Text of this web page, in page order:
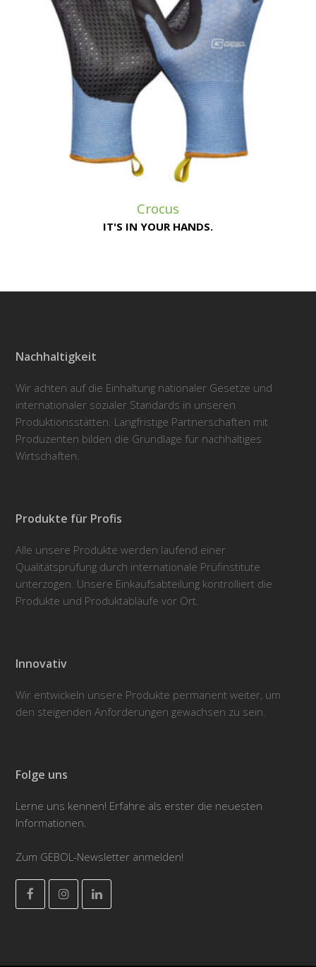
Crocus
IT'S IN YOUR HANDS.
Nachhaltigkeit
Wir achten auf die Einhaltung nationaler Gesetze und
internationaler sozialer Standards in unseren
Produktionsstätten. Langfristige Partnerschaften mit
Produzenten bilden die Grundlage für nachhaltiges
Wirtschaften.
Produkte für Profis
Alle unsere Produkte werden laufend einer
Qualitätsprüfung durch internationale Prüfinstitute
unterzogen. Unsere Einkaufsabteilung kontrolliert die
Produkte und Produktabläufe vor Ort.
Innovativ
Wir entwickeln unsere Produkte permanent weiter, um
den steigenden Anforderungen gewachsen zu sein.
Folge uns
Lerne uns kennen! Erfahre als erster die neuesten
Informationen.
Zum GEBOL-Newsletter anmelden!
FacebookInstagramLinkedIn